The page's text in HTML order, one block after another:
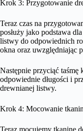
Krok 3: Przygotowanie
Teraz czas na
posłuży jako podstawa
listwy do odpowiednich
okna oraz uwzględniając
Następnie przyciąć taśmę
odpowiednie długości i
drewnianej listwy.
Krok 4: Mocowanie
Teraz mocujemy tkaninę